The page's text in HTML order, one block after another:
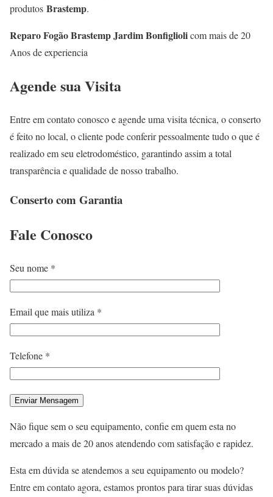
produtos Brastemp.
Reparo Fogão Brastemp Jardim Bonfigliolicom mais de 20
Anos de experiencia
Agende sua Visita
Entre em contato conosco e agende uma visita técnica, o conserto
é feito no local, o cliente pode conferir pessoalmente tudo o que é
realizado em seu eletrodoméstico, garantindo assim a total
transparência e qualidade de nosso trabalho.
Conserto com Garantia
Fale Conosco
Seu nome *
Email que mais utiliza *
Telefone *
Não fique sem o seu equipamento, confie em quem esta no
mercado a mais de 20 anos atendendo com satisfação e rapidez.
Esta em dúvida se atendemos a seu equipamento ou modelo?
Entre em contato agora, estamos prontos para tirar suas dúvidas